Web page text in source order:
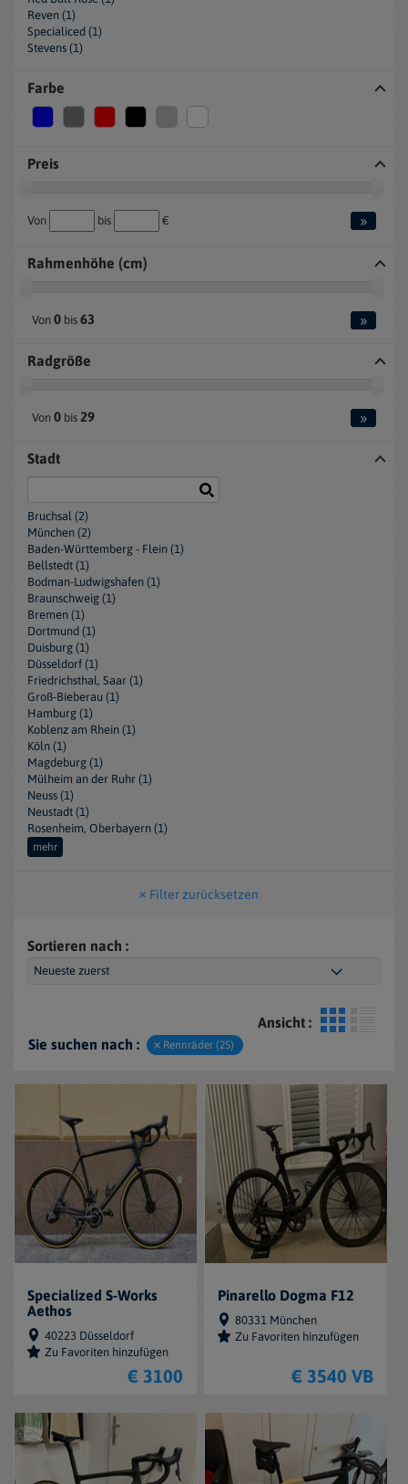
Reven (1)
Specialiced (1)
Stevens (1)
Farbe
Preis
Von bis € »
Rahmenhöhe (cm)
Von 0 bis 63 »
Radgröße
Von 0 bis 29 »
Stadt
Bruchsal (2)
München (2)
Baden-Württemberg - Flein (1)
Bellstedt (1)
Bodman-Ludwigshafen (1)
Braunschweig (1)
Bremen (1)
Dortmund (1)
Duisburg (1)
Düsseldorf (1)
Friedrichsthal, Saar (1)
Groß-Bieberau (1)
Hamburg (1)
Koblenz am Rhein (1)
Köln (1)
Magdeburg (1)
Mülheim an der Ruhr (1)
Neuss (1)
Neustadt (1)
Rosenheim, Oberbayern (1)
mehr
Filter zurücksetzen
Sortieren nach :
Ansicht :
Sie suchen nach :
Rennräder (25)
Specialized S-Works
Aethos
40223 Düsseldorf
Zu Favoriten hinzufügen
€ 3100
Pinarello Dogma F12
80331 München
Zu Favoriten hinzufügen
€ 3540 VB